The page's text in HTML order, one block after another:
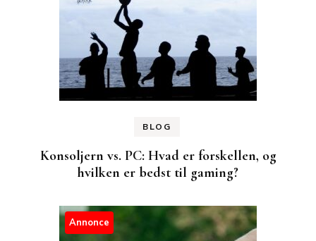
BLOG
Konsoljern vs. PC: Hvad er forskellen, og
hvilken er bedst til gaming?
Annonce